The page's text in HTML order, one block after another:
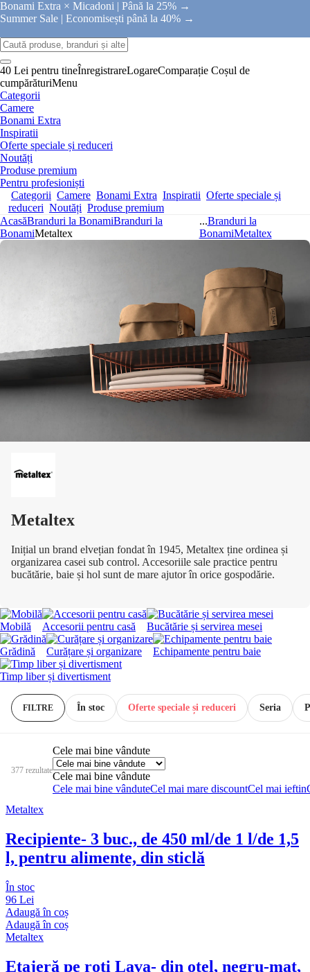
Bonami Extra × Micadoni | Până la 25% →
Summer Sale | Economisești până la 40% →
40 Lei pentru tineÎnregistrareLogareComparație Coșul de
cumpărăturiMenu
Categorii
Camere
Bonami Extra
Inspiratii
Oferte speciale și reduceri
Noutăți
Produse premium
Pentru profesioniști
Categorii Camere Bonami Extra Inspiratii Oferte speciale și
reduceri Noutăți Produse premium
AcasăBranduri la BonamiBranduri la
BonamiMetaltex
...Branduri la
BonamiMetaltex
Metaltex
Inițial un brand elvețian fondat în 1945, Metaltex ține ordinea și
organizarea casei sub control. Accesoriile sale practice pentru
bucătărie, baie și hol sunt de mare ajutor în orice gospodărie.
Mobilă Accesorii pentru casă Bucătărie și servirea mesei
Grădină Curățare și organizare Echipamente pentru baie
Timp liber și divertisment
FILTRE În stoc Oferte speciale și reduceri Seria
377 rezultate
Cele mai bine vândute
Cele mai bine vândute
Cele mai bine vânduteCel mai mare discountCel mai ieftin
Metaltex
Recipiente- 3 buc., de 450 ml/de 1 l/de 1,5
l, pentru alimente, din sticlă
În stoc
96 Lei
Adaugă în coș
Adaugă în coș
Metaltex
Etajeră pe roți Lava- din oțel, negru-mat,